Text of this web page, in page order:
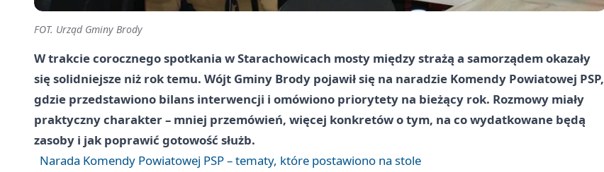
FOT. Urząd Gminy Brody
W trakcie corocznego spotkania w Starachowicach mosty między strażą a samorządem okazały
się solidniejsze niż rok temu. Wójt Gminy Brody pojawił się na naradzie Komendy Powiatowej PSP,
gdzie przedstawiono bilans interwencji i omówiono priorytety na bieżący rok. Rozmowy miały
praktyczny charakter – mniej przemówień, więcej konkretów o tym, na co wydatkowane będą
zasoby i jak poprawić gotowość służb.
Narada Komendy Powiatowej PSP – tematy, które postawiono na stole